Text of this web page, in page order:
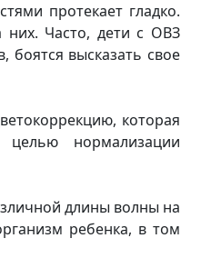
протекает гладко.
них. Часто, дети с ОВЗ
боятся высказать свое
которая
нормализации
длины волны на
ребенка, в том